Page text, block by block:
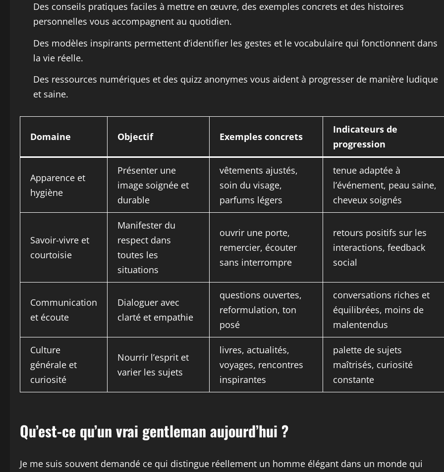
Des conseils pratiques faciles à mettre en œuvre, des exemples concrets et des histoires
personnelles vous accompagnent au quotidien.
Des modèles inspirants permettent d’identifier les gestes et le vocabulaire qui fonctionnent dans
la vie réelle.
Des ressources numériques et des quizz anonymes vous aident à progresser de manière ludique
et saine.
Domaine Objectif Exemples concrets
Indicateurs de
progression
Apparence et
hygiène
Présenter une
image soignée et
durable
vêtements ajustés,
soin du visage,
parfums légers
tenue adaptée à
l’événement, peau saine,
cheveux soignés
Savoir-vivre et
courtoisie
Manifester du
respect dans
toutes les
situations
ouvrir une porte,
remercier, écouter
sans interrompre
retours positifs sur les
interactions, feedback
social
Communication
et écoute
Dialoguer avec
clarté et empathie
questions ouvertes,
reformulation, ton
posé
conversations riches et
équilibrées, moins de
malentendus
Culture
générale et
curiosité
Nourrir l’esprit et
varier les sujets
livres, actualités,
voyages, rencontres
inspirantes
palette de sujets
maîtrisés, curiosité
constante
Qu’est-ce qu’un vrai gentleman aujourd’hui ?
Je me suis souvent demandé ce qui distingue réellement un homme élégant dans un monde qui